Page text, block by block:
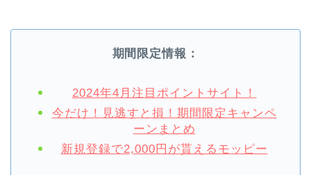
期間限定情報：
2024年4月注目ポイントサイト！
今だけ！見逃すと損！期間限定キャンペ
ーンまとめ
新規登録で2,000円が貰えるモッピー